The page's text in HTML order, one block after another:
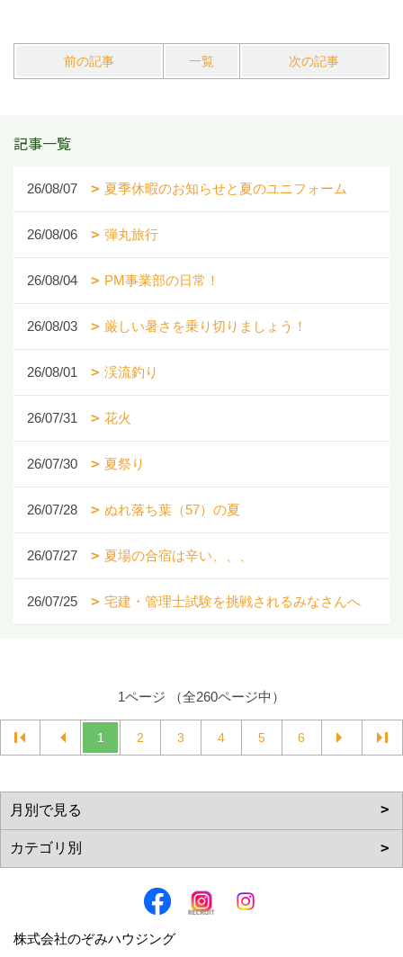
前の記事 一覧 次の記事
記事一覧
26/08/07 夏季休暇のお知らせと夏のユニフォーム
26/08/06 弾丸旅行
26/08/04 PM事業部の日常！
26/08/03 厳しい暑さを乗り切りましょう！
26/08/01 渓流釣り
26/07/31 花火
26/07/30 夏祭り
26/07/28 ぬれ落ち葉（57）の夏
26/07/27 夏場の合宿は辛い、、、
26/07/25 宅建・管理士試験を挑戦されるみなさんへ
1ページ （全260ページ中）
1 2 3 4 5 6
株式会社のぞみハウジング